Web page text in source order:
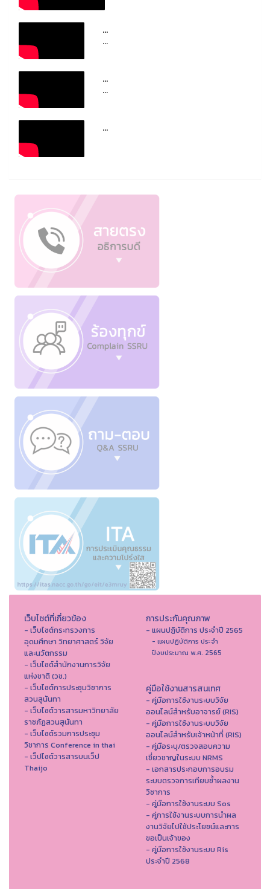
...
...
...
...
...
เว็บไซต์ที่เกี่ยวข้อง
- เว็บไซต์กระทรวงการ
อุดมศึกษา วิทยาศาสตร์ วิจัย
และนวัตกรรม
- เว็บไซต์สำนักงานการวิจัย
แห่งชาติ (วช.)
- เว็บไซต์การประชุมวิชาการ
สวนสุนันทา
- เว็บไซต์วารสารมหาวิทยาลัย
ราชภัฏสวนสุนันทา
- เว็บไซต์รวมการประชุม
วิชาการ Conference in thai
- เว็ปไซต์วารสารบนเว็ป
Thaijo
การประกันคุณภาพ
- แผนปฏิบัติการ ประจำปี 2565
- แผนปฏิบัติการ ประจำ
ปีงบประมาณ พ.ศ. 2565
คู่มือใช้งานสารสนเทศ
- คู่มือการใช้งานระบบวิจัย
ออนไลน์สำหรับอาจารย์ (RIS)
- คู่มือการใช้งานระบบวิจัย
ออนไลน์สำหรับเจ้าหน้าที่ (RIS)
- คู่มือระบุ/ตรวจสอบความ
เชี่ยวชาญในระบบ NRMS
- เอกสารประกอบการอบรม
ระบบตรวจการเทียบซ้ำผลงาน
วิชาการ
- คู่มือการใช้งานระบบ Sos
- คู่การใช้งานระบบการนำผล
งานวิจัยไปใช้ประโยชน์และการ
ขอเป็นเจ้าของ
- คู่มือการใช้งานระบบ Ris
ประจำปี 2568